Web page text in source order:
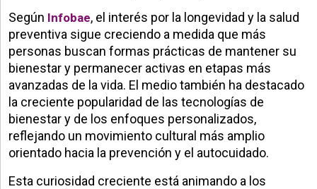
Según Infobae, el interés por la longevidad y la salud
preventiva sigue creciendo a medida que más
personas buscan formas prácticas de mantener su
bienestar y permanecer activas en etapas más
avanzadas de la vida. El medio también ha destacado
la creciente popularidad de las tecnologías de
bienestar y de los enfoques personalizados,
reflejando un movimiento cultural más amplio
orientado hacia la prevención y el autocuidado.
Esta curiosidad creciente está animando a los